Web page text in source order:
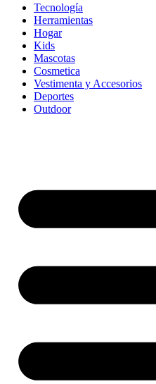
Tecnología
Herramientas
Hogar
Kids
Mascotas
Cosmetica
Vestimenta y Accesorios
Deportes
Outdoor